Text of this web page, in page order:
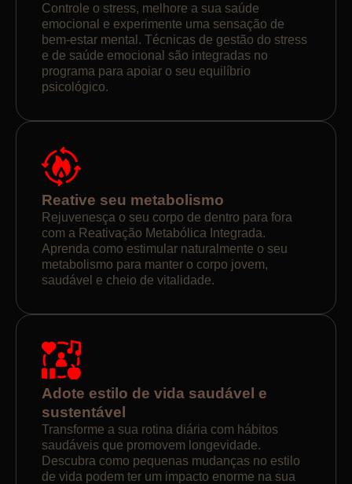
Controle o stress, melhore a sua saúde
emocional e experimente uma sensação de
bem-estar mental. Técnicas de gestão do stress
e de saúde emocional são integradas no
programa para apoiar o seu equilíbrio
psicológico.
Reative seu metabolismo
Rejuvenesça o seu corpo de dentro para fora
com a Reativação Metabólica Integrada.
Aprenda como estimular naturalmente o seu
metabolismo para manter o corpo jovem,
saudável e cheio de vitalidade.
Adote estilo de vida saudável e
sustentável
Transforme a sua rotina diária com hábitos
saudáveis que promovem longevidade.
Descubra como pequenas mudanças no estilo
de vida podem ter um impacto enorme na sua